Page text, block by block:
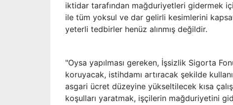
iktidar tarafından mağduriyetleri gidermek
ile tüm yoksul ve dar gelirli kesimlerini
yeterli tedbirler henüz alınmış değildir.
"Oysa yapılması gereken, İşsizlik Sigorta
koruyacak, istihdamı artıracak şekilde
asgari ücret düzeyine yükseltilecek kısa
koşulları yaratmak, işçilerin mağduriyetini